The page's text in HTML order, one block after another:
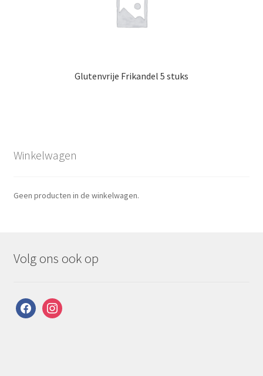
Glutenvrije Frikandel 5 stuks
Winkelwagen
Geen producten in de winkelwagen.
Volg ons ook op
facebookinstagram